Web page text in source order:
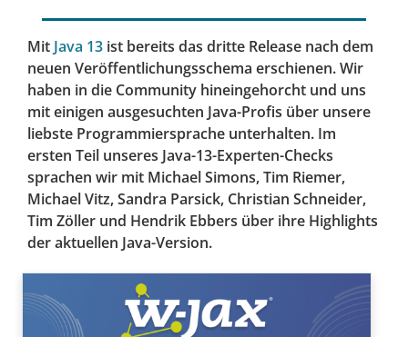
Mit Java 13 ist bereits das dritte Release nach dem
neuen Veröffentlichungsschema erschienen. Wir
haben in die Community hineingehorcht und uns
mit einigen ausgesuchten Java-Profis über unsere
liebste Programmiersprache unterhalten. Im
ersten Teil unseres Java-13-Experten-Checks
sprachen wir mit Michael Simons, Tim Riemer,
Michael Vitz, Sandra Parsick, Christian Schneider,
Tim Zöller und Hendrik Ebbers über ihre Highlights
der aktuellen Java-Version.